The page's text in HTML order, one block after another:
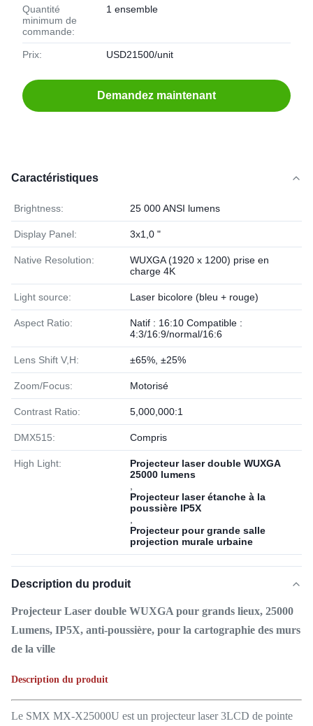
Quantité
minimum de
commande:
1 ensemble
Prix: USD21500/unit
Demandez maintenant
Caractéristiques
Brightness: 25 000 ANSI lumens
Display Panel: 3x1,0 "
Native Resolution:
WUXGA (1920 x 1200) prise en
charge 4K
Light source: Laser bicolore (bleu + rouge)
Aspect Ratio:
Natif : 16:10 Compatible :
4:3/16:9/normal/16:6
Lens Shift V,H: ±65%, ±25%
Zoom/Focus: Motorisé
Contrast Ratio: 5,000,000:1
DMX515: Compris
High Light:
Projecteur laser double WUXGA
25000 lumens
Projecteur laser étanche à la
poussière IP5X
Projecteur pour grande salle
projection murale urbaine
Description du produit
Projecteur Laser double WUXGA pour grands lieux, 25000
Lumens, IP5X, anti-poussière, pour la cartographie des murs
de la ville
Description du produit
Le SMX MX-X25000U est un projecteur laser 3LCD de pointe